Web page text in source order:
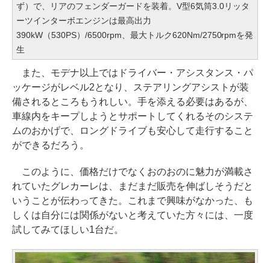
ず）で、リアのフェンダーガードを装着。V型6気筒3.0リッタ
ーツインターボエンジンは最高出力
390kW（530PS）/6500rpm、最大トルク620Nm/2750rpmを発
生
また、モデナ以上ではドライバー・アシスタンス・パ
ッケージがレベル2となり、ステアリングアシストが装
備されるところもうれしい。手を添える必要はあるが、
車線内をキープしようとサポートしてくれるそのシステ
ムのおかげで、ロングドライブも安心して走行すること
ができるだろう。
このように、価格だけでなくおのおのに魅力が満載さ
れていたグレカーレは、まだまだ販売を伸ばしそうだと
いうことが伝わってきた。これまで興味がなかった、も
しくは自分には関係がないと考えていた方々には、一度
試してみてほしい1台だ。